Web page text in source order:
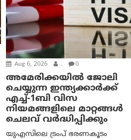
Aug 6, 2026 . 0
അമേരിക്കയില്‍ ജോലി
ചെയ്യുന്ന ഇന്ത്യക്കാർക്ക്
എച്ച്-1ബി വിസ
നിയമങ്ങളിലെ മാറ്റങ്ങൾ
ചെലവ് വർദ്ധിപ്പിക്കും
യുഎസിലെ ട്രംപ് ഭരണകൂടം